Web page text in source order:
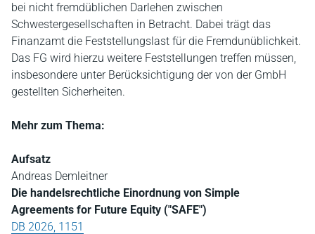
bei nicht fremdüblichen Darlehen zwischen
Schwestergesellschaften in Betracht. Dabei trägt das
Finanzamt die Feststellungslast für die Fremdunüblichkeit.
Das FG wird hierzu weitere Feststellungen treffen müssen,
insbesondere unter Berücksichtigung der von der GmbH
gestellten Sicherheiten.
Mehr zum Thema:
Aufsatz
Andreas Demleitner
Die handelsrechtliche Einordnung von Simple
Agreements for Future Equity ("SAFE")
DB 2026, 1151